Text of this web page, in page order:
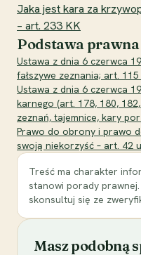
Jaka jest kara za
– art. 233 KK
Podstawa prawna
Ustawa z dnia 6 czerwca
fałszywe zeznania; art.
Ustawa z dnia 6 czerwca
karnego (art. 178, 180,
zeznań, tajemnice, kary
Prawo do obrony i prawo
swoją niekorzyść – art. 42
Treść ma charakter
stanowi porady
skonsultuj się ze
Masz podobną